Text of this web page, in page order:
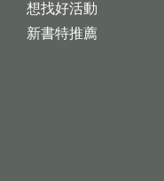
想找好活動
新書特推薦